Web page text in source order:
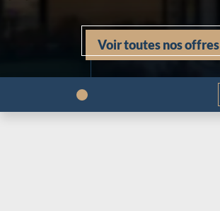
Voir toutes nos offres
Chargement...